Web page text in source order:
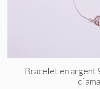
Bracelet en argent